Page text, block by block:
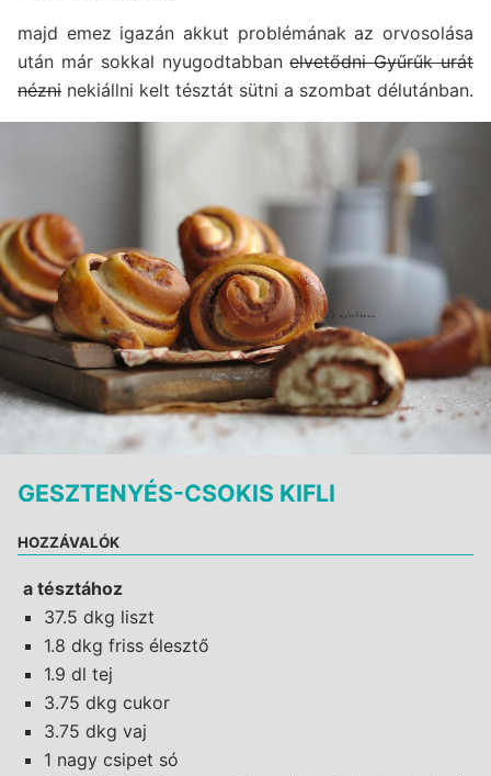
majd emez igazán akkut problémának az orvosolása
után már sokkal nyugodtabbanelvetődni Gyűrűk urát
nézni nekiállni kelt tésztát sütni a szombat délutánban.
GESZTENYÉS-CSOKIS KIFLI
HOZZÁVALÓK
a tésztához
37.5 dkg liszt
1.8 dkg friss élesztő
1.9 dl tej
3.75 dkg cukor
3.75 dkg vaj
1 nagy csipet só